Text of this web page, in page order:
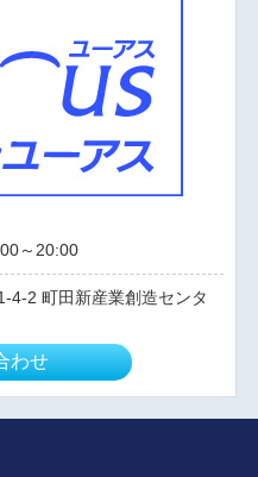
～20:00
4-2 町田新産業創造センタ
わせ